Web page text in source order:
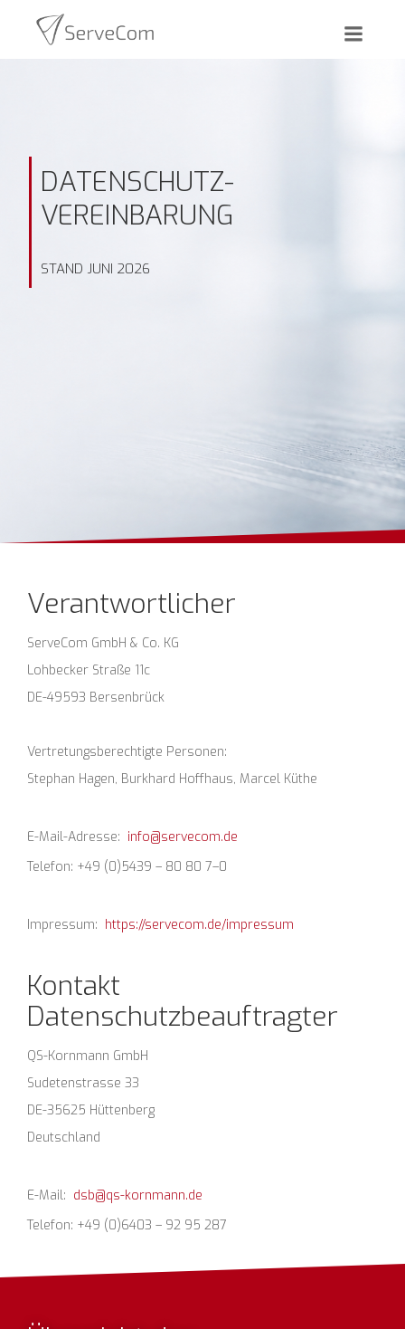
DATENSCHUTZ-
VEREINBARUNG
STAND JUNI 2026
Verantwortlicher
ServeCom GmbH & Co. KG
Lohbecker Straße 11c
DE-49593 Bersenbrück
Vertretungsberechtigte Personen:
Stephan Hagen, Burkhard Hoffhaus, Marcel Küthe
E-Mail-Adresse: info@servecom.de
Telefon: +49 (0)5439 – 80 80 7–0
Impressum: https://servecom.de/impressum
Kontakt
Datenschutzbeauftragter
QS-Kornmann GmbH
Sudetenstrasse 33
DE-35625 Hüttenberg
Deutschland
E-Mail: dsb@qs-kornmann.de
Telefon: +49 (0)6403 – 92 95 287